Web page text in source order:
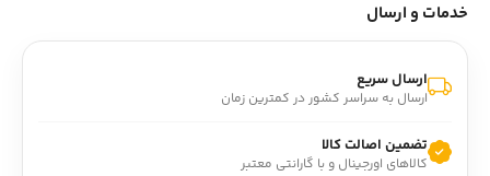
خدمات و ارسال
ارسال سریع
ارسال به سراسر کشور در کمترین زمان
تضمین اصالت کالا
کالاهای اورجینال و با گارانتی معتبر